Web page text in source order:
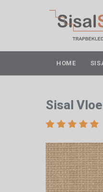
HOME
Sisal